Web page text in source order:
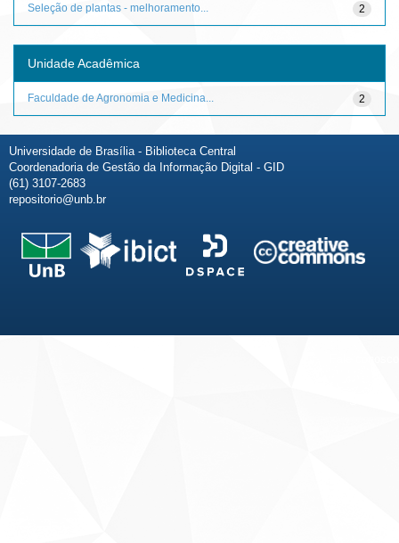
2
Seleção de plantas - melhoramento...
Unidade Acadêmica
2
Faculdade de Agronomia e Medicina...
Universidade de Brasília - Biblioteca Central
Coordenadoria de Gestão da Informação Digital - GID
(61) 3107-2683
repositorio@unb.br